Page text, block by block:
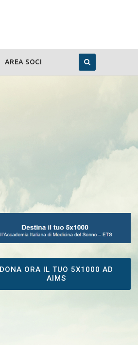
AREA SOCI
DONA ORA IL TUO 5X1000 AD
AIMS